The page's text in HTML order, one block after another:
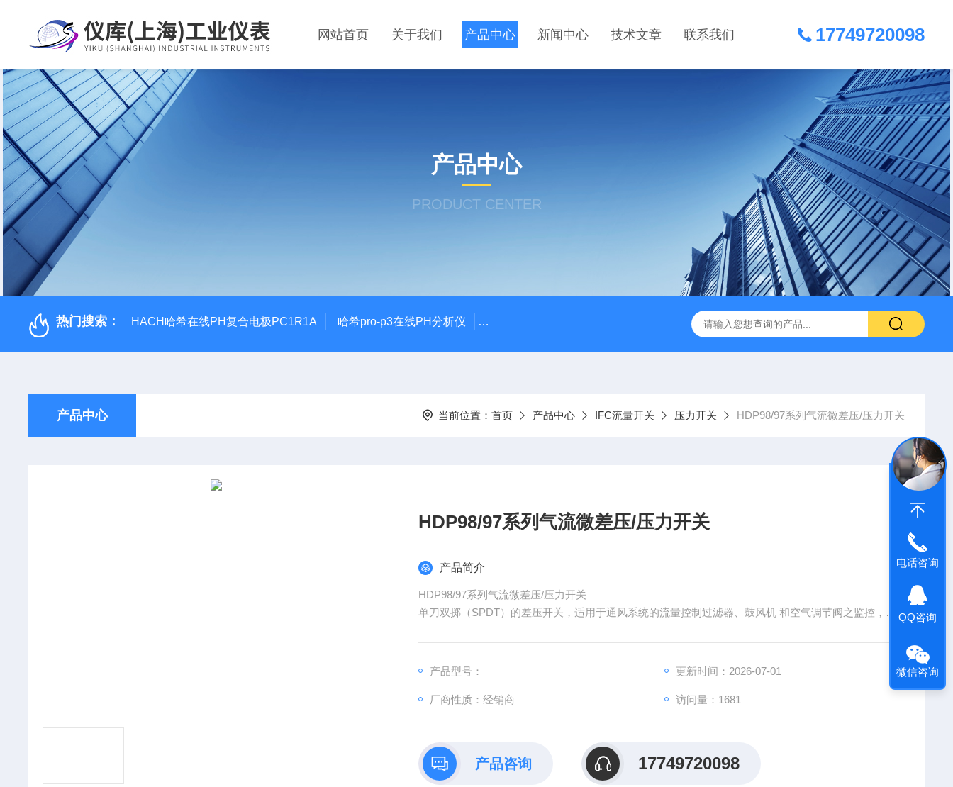
网站首页 关于我们 产品中心 新闻中心 技术文章 联系我们 17749720098
产品中心
PRODUCT CENTER
热门搜索： HACH哈希在线PH复合电极PC1R1A 哈希pro-p3在线PH分析仪 哈希在线PH计电极PD1R1 哈希HQ40D便携式多参数水质分析仪 哈希PD1P1在线PH
产品中心 当前位置： 首页 产品中心 IFC流量开关 压力开关 HDP98/97系列气流微差压/压力开关
HDP98/97系列气流微差压/压力开关
产品简介
HDP98/97系列气流微差压/压力开关
单刀双掷（SPDT）的差压开关，适用于通风系统的流量控制过滤器、鼓风机 和空气调节阀之监控，也
产品型号： 更新时间：2026-07-01
厂商性质：经销商 访问量：1681
产品咨询 17749720098
电话咨询
QQ咨询
微信咨询